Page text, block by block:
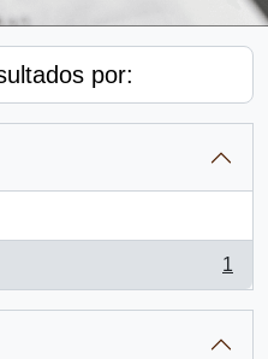
por:
1